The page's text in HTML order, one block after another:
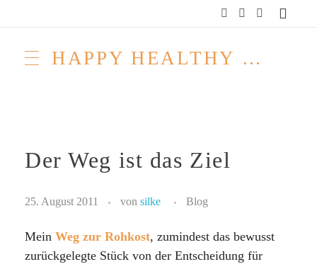
HAPPY HEALTHY RAW & FREE – ROH MACHT FROH!
Der Weg ist das Ziel
25. August 2011 von silke Blog
Mein Weg zur Rohkost, zumindest das bewusst
zurückgelegte Stück von der Entscheidung für